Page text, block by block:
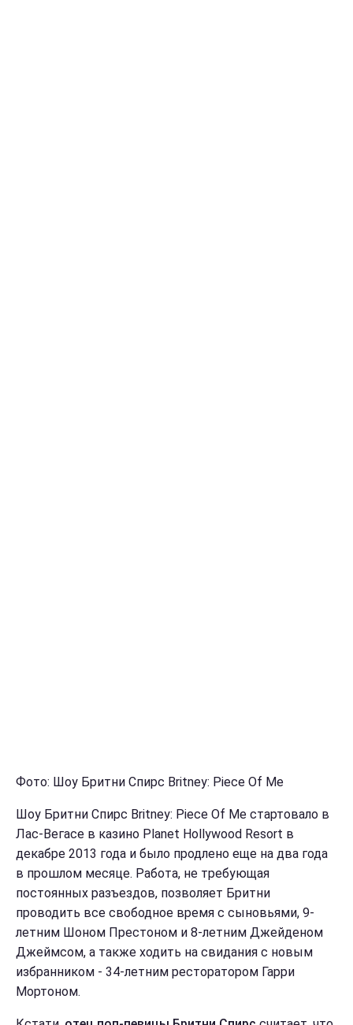
Фото: Шоу Бритни Спирс Britney: Piece Of Me
Шоу Бритни Спирс Britney: Piece Of Me стартовало в
Лас-Вегасе в казино Planet Hollywood Resort в
декабре 2013 года и было продлено еще на два года
в прошлом месяце. Работа, не требующая
постоянных разъездов, позволяет Бритни
проводить все свободное время с сыновьями, 9-
летним Шоном Престоном и 8-летним Джейденом
Джеймсом, а также ходить на свидания с новым
избранником - 34-летним ресторатором Гарри
Мортоном.